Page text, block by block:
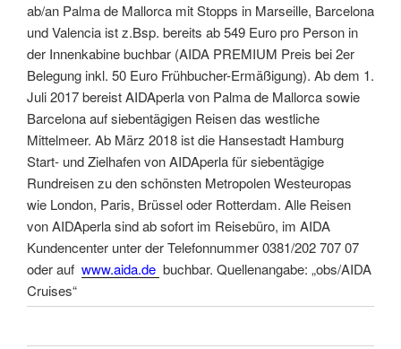
ab/an Palma de Mallorca mit Stopps in Marseille, Barcelona
und Valencia ist z.Bsp. bereits ab 549 Euro pro Person in
der Innenkabine buchbar (AIDA PREMIUM Preis bei 2er
Belegung inkl. 50 Euro Frühbucher-Ermäßigung). Ab dem 1.
Juli 2017 bereist AIDAperla von Palma de Mallorca sowie
Barcelona auf siebentägigen Reisen das westliche
Mittelmeer. Ab März 2018 ist die Hansestadt Hamburg
Start- und Zielhafen von AIDAperla für siebentägige
Rundreisen zu den schönsten Metropolen Westeuropas
wie London, Paris, Brüssel oder Rotterdam. Alle Reisen
von AIDAperla sind ab sofort im Reisebüro, im AIDA
Kundencenter unter der Telefonnummer 0381/202 707 07
oder auf www.aida.de buchbar. Quellenangabe: „obs/AIDA
Cruises“